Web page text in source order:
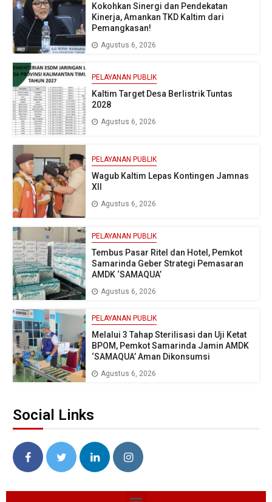
Kokohkan Sinergi dan Pendekatan
Kinerja, Amankan TKD Kaltim dari
Pemangkasan!
Agustus 6, 2026
PELAYANAN PUBLIK
Kaltim Target Desa Berlistrik Tuntas
2028
Agustus 6, 2026
PELAYANAN PUBLIK
Wagub Kaltim Lepas Kontingen Jamnas
XII
Agustus 6, 2026
PELAYANAN PUBLIK
Tembus Pasar Ritel dan Hotel, Pemkot
Samarinda Geber Strategi Pemasaran
AMDK ‘SAMAQUA’
Agustus 6, 2026
PELAYANAN PUBLIK
Melalui 3 Tahap Sterilisasi dan Uji Ketat
BPOM, Pemkot Samarinda Jamin AMDK
‘SAMAQUA’ Aman Dikonsumsi
Agustus 6, 2026
Social Links